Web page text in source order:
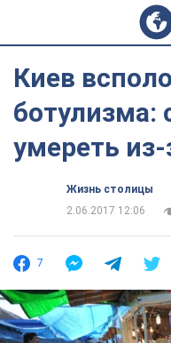
Киев
ботулизма:
умереть
Жизнь столицы
2.06.2017 12:06
7